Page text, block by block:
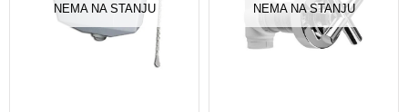
NEMA NA STANJU NEMA NA STANJU